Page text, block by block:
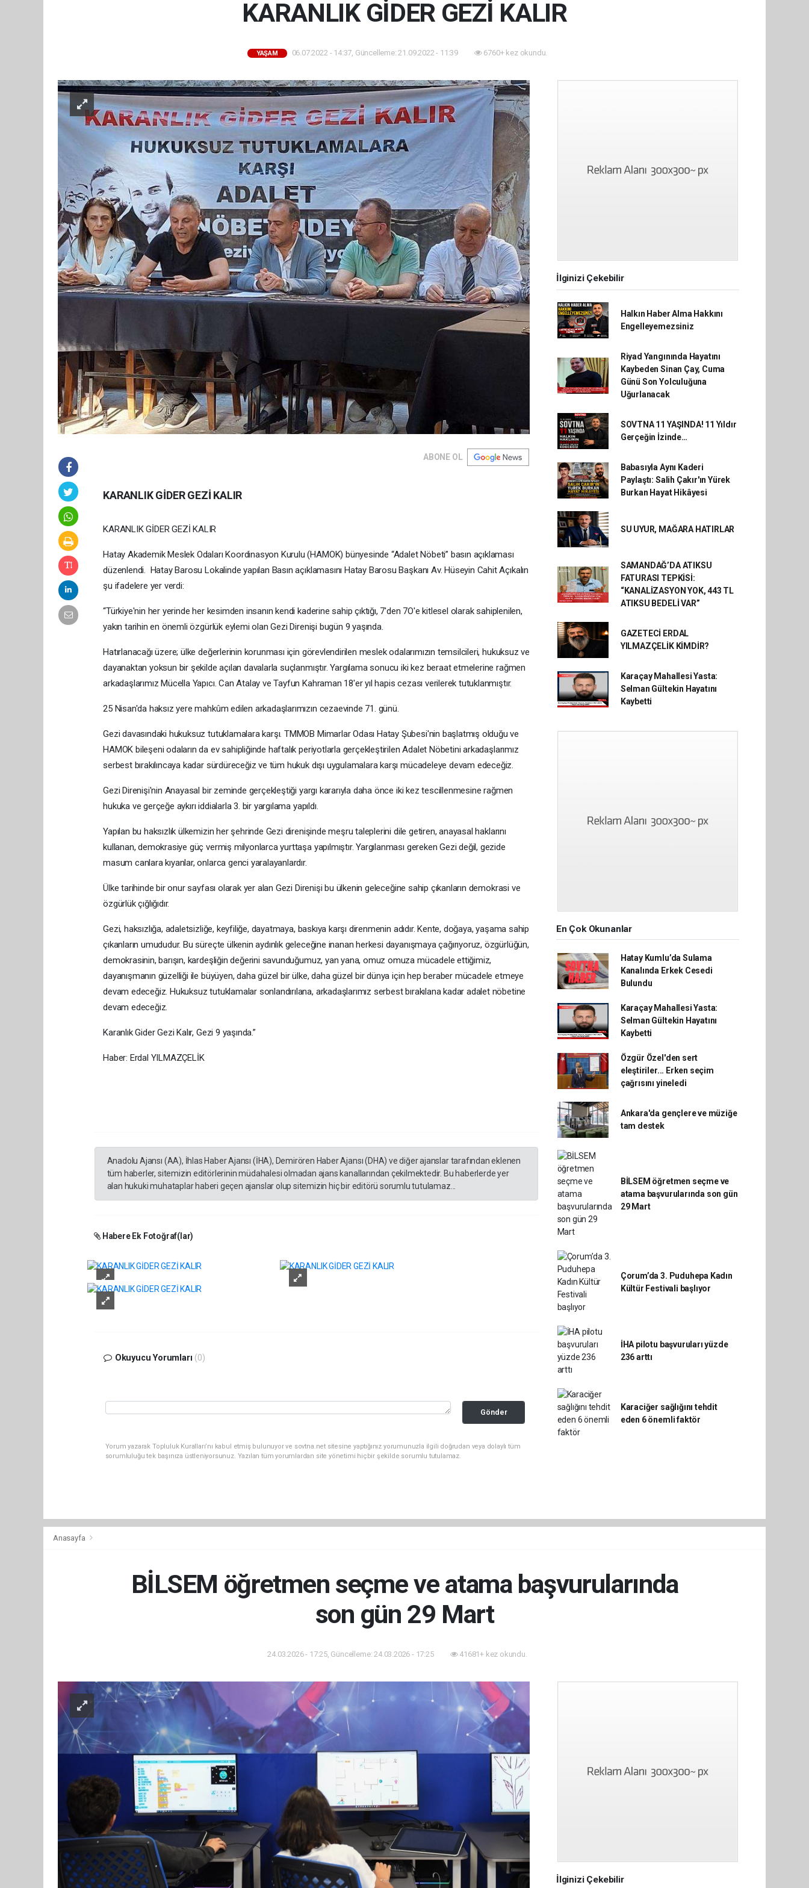
KARANLIK GİDER GEZİ KALIR
YAŞAM 06.07.2022 - 14:37, Güncelleme: 21.09.2022 - 11:39 6760+ kez okundu.
ABONE OL
KARANLIK GİDER GEZİ KALIR
KARANLIK GİDER GEZİ KALIR
Hatay Akademik Meslek Odaları Koordinasyon Kurulu (HAMOK) bünyesinde “Adalet Nöbeti” basın açıklaması
düzenlendi. Hatay Barosu Lokalinde yapılan Basın açıklamasını Hatay Barosu Başkanı Av. Hüseyin Cahit Açıkalın
şu ifadelere yer verdi:
“Türkiye'nin her yerinde her kesimden insanın kendi kaderine sahip çıktığı, 7'den 7O'e kitlesel olarak sahiplenilen,
yakın tarihin en önemli özgürlük eylemi olan Gezi Direnişi bugün 9 yaşında.
Hatırlanacağı üzere; ülke değerlerinin korunması için görevlendirilen meslek odalarımızın temsilcileri, hukuksuz ve
dayanaktan yoksun bir şekilde açılan davalarla suçlanmıştır. Yargılama sonucu iki kez beraat etmelerine rağmen
arkadaşlarımız Mücella Yapıcı. Can Atalay ve Tayfun Kahraman 18'er yıl hapis cezası verilerek tutuklanmıştır.
25 Nisan'da haksız yere mahkûm edilen arkadaşlarımızın cezaevinde 71. günü.
Gezi davasındaki hukuksuz tutuklamalara karşı. TMMOB Mimarlar Odası Hatay Şubesi'nin başlatmış olduğu ve
HAMOK bileşeni odaların da ev sahipliğinde haftalık periyotlarla gerçekleştirilen Adalet Nöbetini arkadaşlarımız
serbest bırakılıncaya kadar sürdüreceğiz ve tüm hukuk dışı uygulamalara karşı mücadeleye devam edeceğiz.
Gezi Direnişi'nin Anayasal bir zeminde gerçekleştiği yargı kararıyla daha önce iki kez tescillenmesine rağmen
hukuka ve gerçeğe aykırı iddialarla 3. bir yargılama yapıldı.
Yapılan bu haksızlık ülkemizin her şehrinde Gezi direnişinde meşru taleplerini dile getiren, anayasal haklarını
kullanan, demokrasiye güç vermiş milyonlarca yurttaşa yapılmıştır. Yargılanması gereken Gezi değil, gezide
masum canlara kıyanlar, onlarca genci yaralayanlardır.
Ülke tarihinde bir onur sayfası olarak yer alan Gezi Direnişi bu ülkenin geleceğine sahip çıkanların demokrasi ve
özgürlük çığlığıdır.
Gezi, haksızlığa, adaletsizliğe, keyfiliğe, dayatmaya, baskıya karşı direnmenin adıdır. Kente, doğaya, yaşama sahip
çıkanların umududur. Bu süreçte ülkenin aydınlık geleceğine inanan herkesi dayanışmaya çağırıyoruz, özgürlüğün,
demokrasinin, barışın, kardeşliğin değerini savunduğumuz, yan yana, omuz omuza mücadele ettiğimiz,
dayanışmanın güzelliği ile büyüyen, daha güzel bir ülke, daha güzel bir dünya için hep beraber mücadele etmeye
devam edeceğiz. Hukuksuz tutuklamalar sonlandırılana, arkadaşlarımız serbest bırakılana kadar adalet nöbetine
devam edeceğiz.
Karanlık Gider Gezi Kalır, Gezi 9 yaşında.”
Haber: Erdal YILMAZÇELİK
Anadolu Ajansı (AA), İhlas Haber Ajansı (İHA), Demirören Haber Ajansı (DHA) ve diğer ajanslar tarafından eklenen
tüm haberler, sitemizin editörlerinin müdahalesi olmadan ajans kanallarından çekilmektedir. Bu haberlerde yer
alan hukuki muhataplar haberi geçen ajanslar olup sitemizin hiç bir editörü sorumlu tutulamaz...
Habere Ek Fotoğraf(lar)
Okuyucu Yorumları (0)
Gönder
Yorum yazarak Topluluk Kuralları’nı kabul etmiş bulunuyor ve sovtna.net sitesine yaptığınız yorumunuzla ilgili doğrudan veya dolaylı tüm
sorumluluğu tek başınıza üstleniyorsunuz. Yazılan tüm yorumlardan site yönetimi hiçbir şekilde sorumlu tutulamaz.
İlginizi Çekebilir
Halkın Haber Alma Hakkını
Engelleyemezsiniz
Riyad Yangınında Hayatını
Kaybeden Sinan Çay, Cuma
Günü Son Yolculuğuna
Uğurlanacak
SOVTNA 11 YAŞINDA! 11 Yıldır
Gerçeğin İzinde…
Babasıyla Aynı Kaderi
Paylaştı: Salih Çakır'ın Yürek
Burkan Hayat Hikâyesi
SU UYUR, MAĞARA HATIRLAR
SAMANDAĞ’DA ATIKSU
FATURASI TEPKİSİ:
“KANALİZASYON YOK, 443 TL
ATIKSU BEDELİ VAR”
GAZETECİ ERDAL
YILMAZÇELİK KİMDİR?
Karaçay Mahallesi Yasta:
Selman Gültekin Hayatını
Kaybetti
En Çok Okunanlar
Hatay Kumlu’da Sulama
Kanalında Erkek Cesedi
Bulundu
Karaçay Mahallesi Yasta:
Selman Gültekin Hayatını
Kaybetti
Özgür Özel'den sert
eleştiriler... Erken seçim
çağrısını yineledi
Ankara'da gençlere ve müziğe
tam destek
BİLSEM öğretmen seçme ve
atama başvurularında son gün
29 Mart
Çorum’da 3. Puduhepa Kadın
Kültür Festivali başlıyor
İHA pilotu başvuruları yüzde
236 arttı
Karaciğer sağlığını tehdit
eden 6 önemli faktör
Anasayfa
BİLSEM öğretmen seçme ve atama başvurularında
son gün 29 Mart
24.03.2026 - 17:25, Güncelleme: 24.03.2026 - 17:25 41681+ kez okundu.
İlginizi Çekebilir